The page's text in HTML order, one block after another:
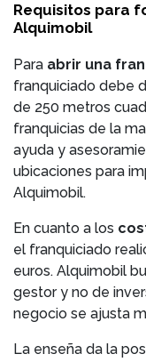
Requisitos para
Alquimobil
Para abrir una
franquiciado debe
de 250 metros
franquicias de la
ayuda y
ubicaciones para
Alquimobil.
En cuanto a los
el franquiciado
euros. Alquimobil
gestor y no de
negocio se ajusta
La enseña da la